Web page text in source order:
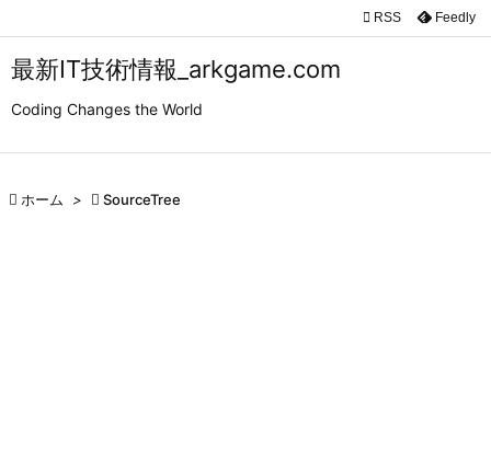
最新IT技術情報_arkgame.com
Coding Changes the World


 RSS Feedly
 ホーム >  SourceTree